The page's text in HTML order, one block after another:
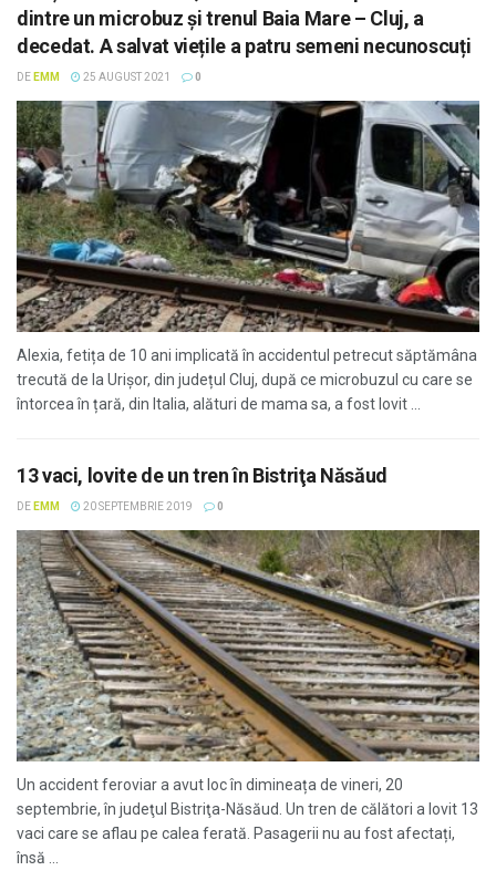
dintre un microbuz şi trenul Baia Mare – Cluj, a
decedat. A salvat viețile a patru semeni necunoscuți
DE EMM 25 AUGUST 2021 0
Alexia, fetița de 10 ani implicată în accidentul petrecut săptămâna
trecută de la Urișor, din județul Cluj, după ce microbuzul cu care se
întorcea în țară, din Italia, alături de mama sa, a fost lovit ...
13 vaci, lovite de un tren în Bistriţa Năsăud
DE EMM 20 SEPTEMBRIE 2019 0
Un accident feroviar a avut loc în dimineața de vineri, 20
septembrie, în judeţul Bistriţa-Năsăud. Un tren de călători a lovit 13
vaci care se aflau pe calea ferată. Pasagerii nu au fost afectați,
însă ...